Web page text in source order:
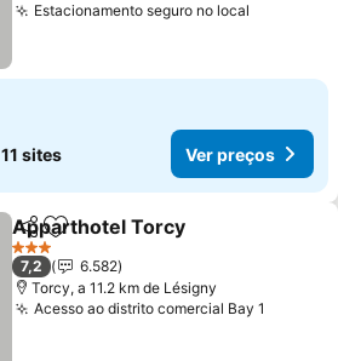
Estacionamento seguro no local
11 sites Ver preços
PartilharAdicionar aos favoritos
Apparthotel Torcy
3 Estrelas
7,2
6.582
Torcy, a 11.2 km de Lésigny
Acesso ao distrito comercial Bay 1